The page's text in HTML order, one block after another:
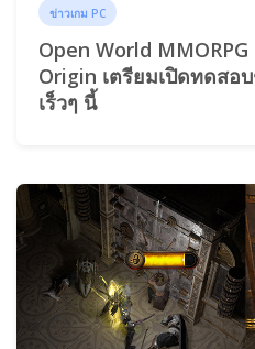
ข่าวเกม PC
Open World
Origin เตรียมเปิดทดสอ
เร็วๆ นี้